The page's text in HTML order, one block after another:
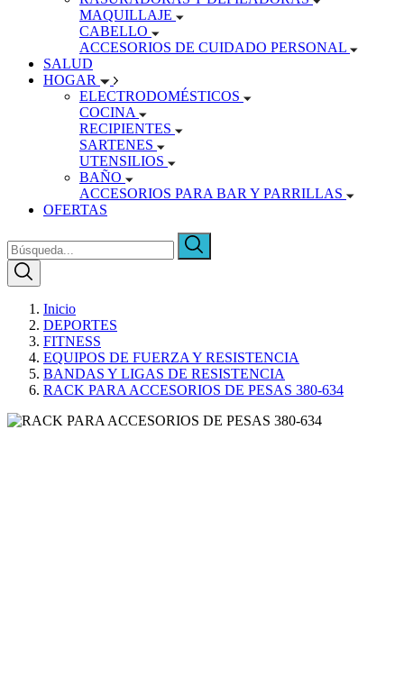
MAQUILLAJE
CABELLO
ACCESORIOS DE CUIDADO PERSONAL
SALUD
HOGAR
ELECTRODOMÉSTICOS
COCINA
RECIPIENTES
SARTENES
UTENSILIOS
BAÑO
ACCESORIOS PARA BAR Y PARRILLAS
OFERTAS
Inicio
DEPORTES
FITNESS
EQUIPOS DE FUERZA Y RESISTENCIA
BANDAS Y LIGAS DE RESISTENCIA
RACK PARA ACCESORIOS DE PESAS 380-634